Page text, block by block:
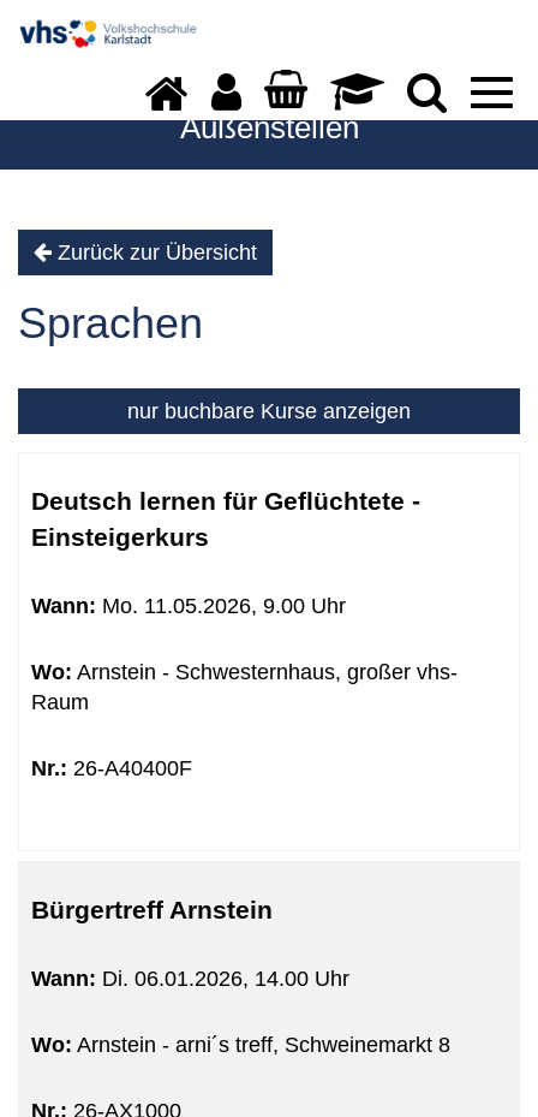
Außenstellen
Zurück zur Übersicht
Sprachen
nur buchbare Kurse anzeigen
Tabellenüberschriften
können
sortiert
Deutsch lernen für Geflüchtete -
Einsteigerkurs
Wann: Mo. 11.05.2026, 9.00 Uhr
Wo: Arnstein - Schwesternhaus, großer vhs-
Raum
Nr.: 26-A40400F
Bürgertreff Arnstein
Wann: Di. 06.01.2026, 14.00 Uhr
Wo: Arnstein - arni´s treff, Schweinemarkt 8
Nr.: 26-AX1000